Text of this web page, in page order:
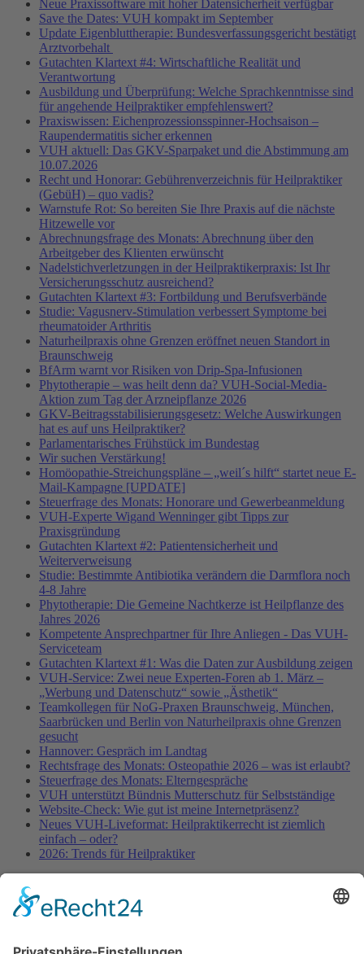
Neue Praxissoftware mit hoher Datensicherheit verfügbar
Save the Dates: VUH kompakt im September
Update Eigenbluttherapie: Bundesverfassungsgericht bestätigt
Arztvorbehalt
Gutachten Klartext #4: Wirtschaftliche Realität und
Verantwortung
Ausbildung und Überprüfung: Welche Sprachkenntnisse sind
für angehende Heilpraktiker empfehlenswert?
Praxiswissen: Eichenprozessionsspinner-Hochsaison –
Raupendermatitis sicher erkennen
VUH aktuell: Das GKV-Sparpaket und die Abstimmung am
10.07.2026
Recht und Honorar: Gebührenverzeichnis für Heilpraktiker
(GebüH) – quo vadis?
Warnstufe Rot: So bereiten Sie Ihre Praxis auf die nächste
Hitzewelle vor
Abrechnungsfrage des Monats: Abrechnung über den
Arbeitgeber des Klienten erwünscht
Nadelstichverletzungen in der Heilpraktikerpraxis: Ist Ihr
Versicherungsschutz ausreichend?
Gutachten Klartext #3: Fortbildung und Berufsverbände
Studie: Vagusnerv-Stimulation verbessert Symptome bei
rheumatoider Arthritis
Naturheilpraxis ohne Grenzen eröffnet neuen Standort in
Braunschweig
BfArm warnt vor Risiken von Drip-Spa-Infusionen
Phytotherapie – was heilt denn da? VUH-Social-Media-
Aktion zum Tag der Arzneipflanze 2026
GKV-Beitragsstabilisierungsgesetz: Welche Auswirkungen
hat es auf uns Heilpraktiker?
Parlamentarisches Frühstück im Bundestag
Wir suchen Verstärkung!
Homöopathie-Streichungspläne – „weil´s hilft“ startet neue E-
Mail-Kampagne [UPDATE]
Steuerfrage des Monats: Honorare und Gewerbeanmeldung
VUH-Experte Wigand Wenninger gibt Tipps zur
Praxisgründung
Gutachten Klartext #2: Patientensicherheit und
Weiterverweisung
Studie: Bestimmte Antibiotika verändern die Darmflora noch
4-8 Jahre
Phytotherapie: Die Gemeine Nachtkerze ist Heilpflanze des
Jahres 2026
Kompetente Ansprechpartner für Ihre Anliegen - Das VUH-
Serviceteam
Gutachten Klartext #1: Was die Daten zur Ausbildung zeigen
VUH-Service: Zwei neue Experten-Foren ab 1. März –
„Werbung und Datenschutz“ sowie „Ästhetik“
Teamkollegen für NoG-Praxen Braunschweig, München,
Saarbrücken und Berlin von Naturheilpraxis ohne Grenzen
gesucht
Hannover: Gespräch im Landtag
Rechtsfrage des Monats: Osteopathie 2026 – was ist erlaubt?
Steuerfrage des Monats: Elterngespräche
VUH unterstützt Bündnis Mutterschutz für Selbstständige
Website-Check: Wie gut ist meine Internetpräsenz?
Neues VUH-Liveformat: Heilpraktikerrecht ist ziemlich
einfach – oder?
2026: Trends für Heilpraktiker
Fachinformationen
Erstattungsfähige rezeptfreie Medikamente
Studie: Reduziert das Darmbakterium Bacteroides vulgatus